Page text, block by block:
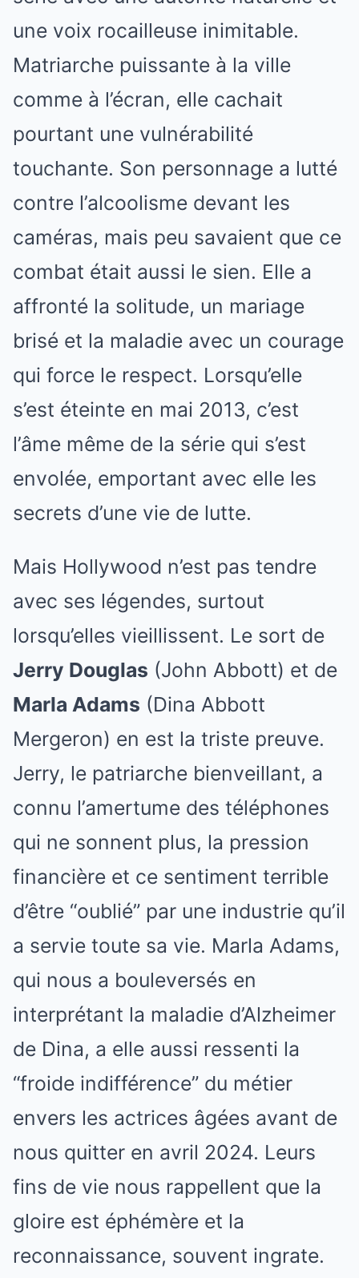
une voix rocailleuse inimitable.
Matriarche puissante à la ville
comme à l’écran, elle cachait
pourtant une vulnérabilité
touchante. Son personnage a lutté
contre l’alcoolisme devant les
caméras, mais peu savaient que ce
combat était aussi le sien. Elle a
affronté la solitude, un mariage
brisé et la maladie avec un courage
qui force le respect. Lorsqu’elle
s’est éteinte en mai 2013, c’est
l’âme même de la série qui s’est
envolée, emportant avec elle les
secrets d’une vie de lutte.
Mais Hollywood n’est pas tendre
avec ses légendes, surtout
lorsqu’elles vieillissent. Le sort de
Jerry Douglas (John Abbott) et de
Marla Adams (Dina Abbott
Mergeron) en est la triste preuve.
Jerry, le patriarche bienveillant, a
connu l’amertume des téléphones
qui ne sonnent plus, la pression
financière et ce sentiment terrible
d’être “oublié” par une industrie qu’il
a servie toute sa vie. Marla Adams,
qui nous a bouleversés en
interprétant la maladie d’Alzheimer
de Dina, a elle aussi ressenti la
“froide indifférence” du métier
envers les actrices âgées avant de
nous quitter en avril 2024. Leurs
fins de vie nous rappellent que la
gloire est éphémère et la
reconnaissance, souvent ingrate.